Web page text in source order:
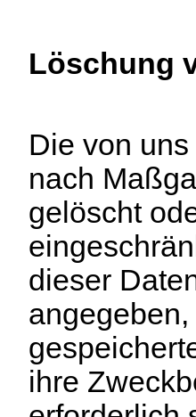
Löschung
Die von
nach
gelöscht
dieser
ihre